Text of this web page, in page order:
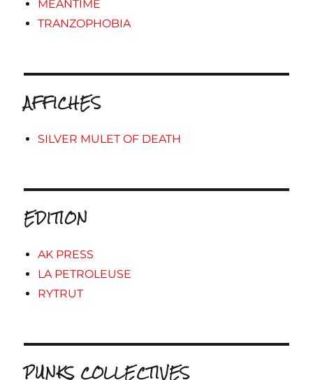
MEANTIME
TRANZOPHOBIA
AFFICHES
SILVER MULET OF DEATH
EDITION
AK PRESS
LA PETROLEUSE
RYTRUT
PUNKS COLLECTIVES